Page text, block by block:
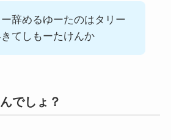
辞めるゆーたのはタリー
きてしもーたけんか
でしょ？